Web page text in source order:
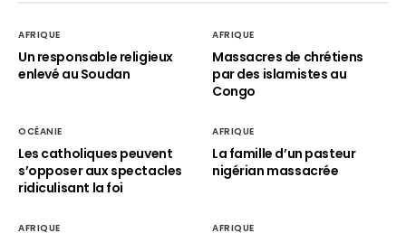
AFRIQUE
Un responsable religieux
enlevé au Soudan
AFRIQUE
Massacres de chrétiens
par des islamistes au
Congo
OCÉANIE
Les catholiques peuvent
s’opposer aux spectacles
ridiculisant la foi
AFRIQUE
La famille d’un pasteur
nigérian massacrée
AFRIQUE AFRIQUE